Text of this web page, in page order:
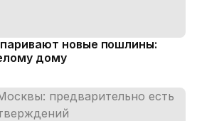
новые пошлины:
дому